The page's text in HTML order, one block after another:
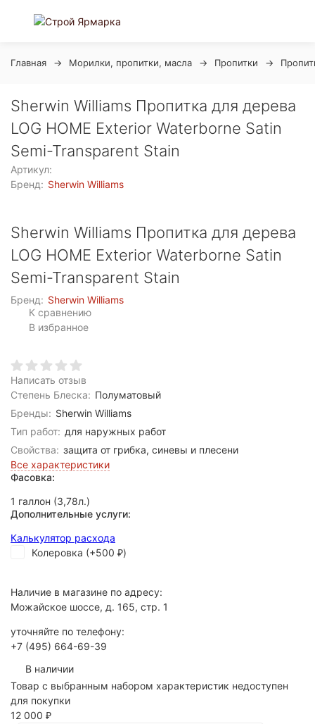
Главная Морилки, пропитки, масла Пропитки
Sherwin Williams Пропитка для дерева
LOG HOME Exterior Waterborne Satin
Semi-Transparent Stain
Артикул:
Бренд: Sherwin Williams
Sherwin Williams Пропитка для дерева
LOG HOME Exterior Waterborne Satin
Semi-Transparent Stain
Бренд: Sherwin Williams
К сравнению
В избранное
Написать отзыв
Степень Блеска: Полуматовый
Бренды: Sherwin Williams
Тип работ: для наружных работ
Свойства: защита от грибка, синевы и плесени
Все характеристики
Фасовка:
1 галлон (3,78л.)
Дополнительные услуги:
Калькулятор расхода
Колеровка (+500 ₽)
Наличие в магазине по адресу:
Можайское шоссе, д. 165, стр. 1
уточняйте по телефону:
+7 (495) 664-69-39
В наличии
Товар с выбранным набором характеристик недоступен
для покупки
12 000 ₽